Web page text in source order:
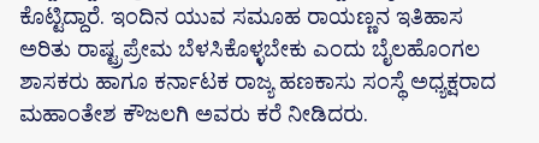
ಕೊಟ್ಟಿದ್ದಾರೆ. ಇಂದಿನ ಯುವ ಸಮೂಹ ರಾಯಣ್ಣನ ಇತಿಹಾಸ
ಅರಿತು ರಾಷ್ಟ್ರಪ್ರೇಮ ಬೆಳಸಿಕೊಳ್ಳಬೇಕು ಎಂದು ಬೈಲಹೊಂಗಲ
ಶಾಸಕರು ಹಾಗೂ ಕರ್ನಾಟಕ ರಾಜ್ಯ ಹಣಕಾಸು ಸಂಸ್ಥೆ ಅಧ್ಯಕ್ಷರಾದ
ಮಹಾಂತೇಶ ಕೌಜಲಗಿ ಅವರು ಕರೆ ನೀಡಿದರು.